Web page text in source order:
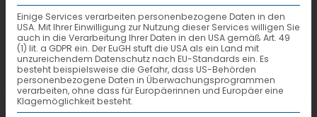
Einige Services verarbeiten personenbezogene Daten in den
USA. Mit Ihrer Einwilligung zur Nutzung dieser Services willigen Sie
auch in die Verarbeitung Ihrer Daten in den USA gemäß Art. 49
(1) lit. a GDPR ein. Der EuGH stuft die USA als ein Land mit
unzureichendem Datenschutz nach EU-Standards ein. Es
besteht beispielsweise die Gefahr, dass US-Behörden
personenbezogene Daten in Überwachungsprogrammen
verarbeiten, ohne dass für Europäerinnen und Europäer eine
Klagemöglichkeit besteht.